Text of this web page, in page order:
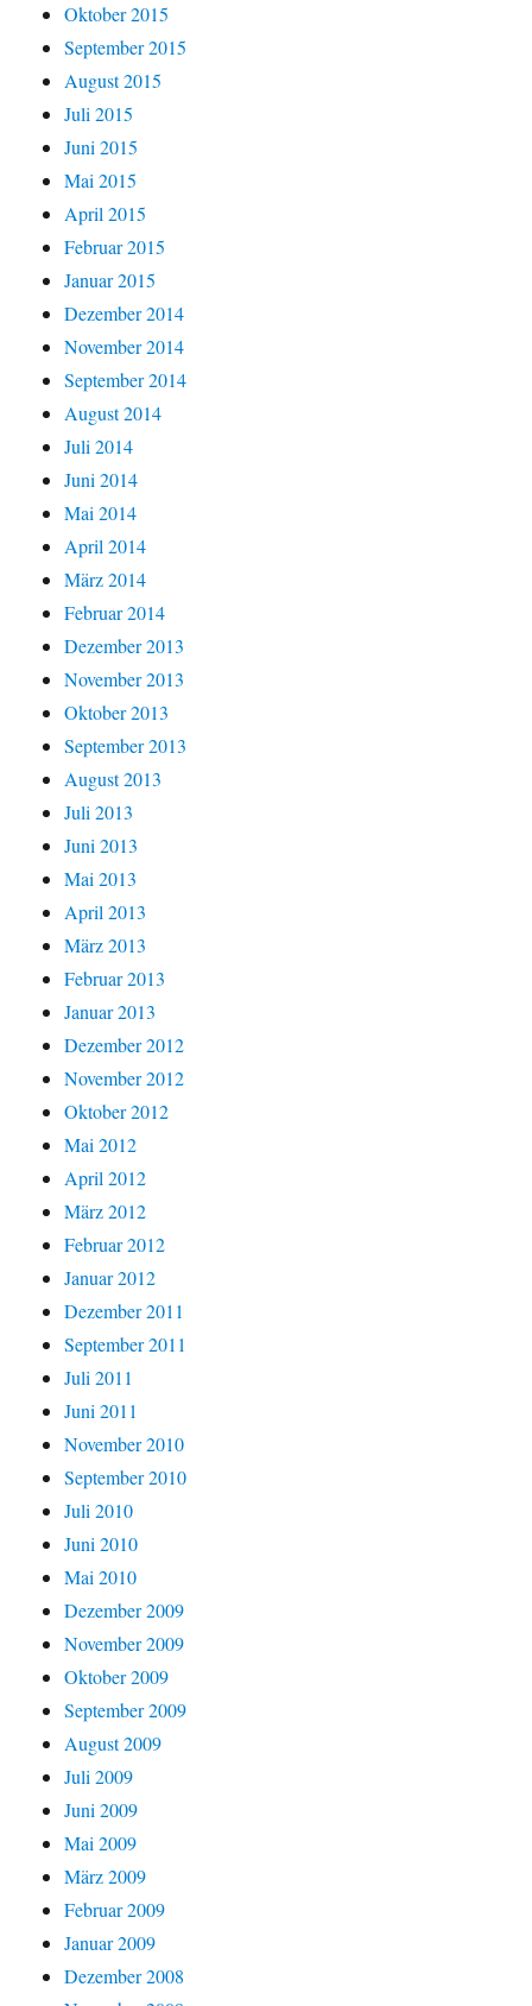
Oktober 2015
September 2015
August 2015
Juli 2015
Juni 2015
Mai 2015
April 2015
Februar 2015
Januar 2015
Dezember 2014
November 2014
September 2014
August 2014
Juli 2014
Juni 2014
Mai 2014
April 2014
März 2014
Februar 2014
Dezember 2013
November 2013
Oktober 2013
September 2013
August 2013
Juli 2013
Juni 2013
Mai 2013
April 2013
März 2013
Februar 2013
Januar 2013
Dezember 2012
November 2012
Oktober 2012
Mai 2012
April 2012
März 2012
Februar 2012
Januar 2012
Dezember 2011
September 2011
Juli 2011
Juni 2011
November 2010
September 2010
Juli 2010
Juni 2010
Mai 2010
Dezember 2009
November 2009
Oktober 2009
September 2009
August 2009
Juli 2009
Juni 2009
Mai 2009
März 2009
Februar 2009
Januar 2009
Dezember 2008